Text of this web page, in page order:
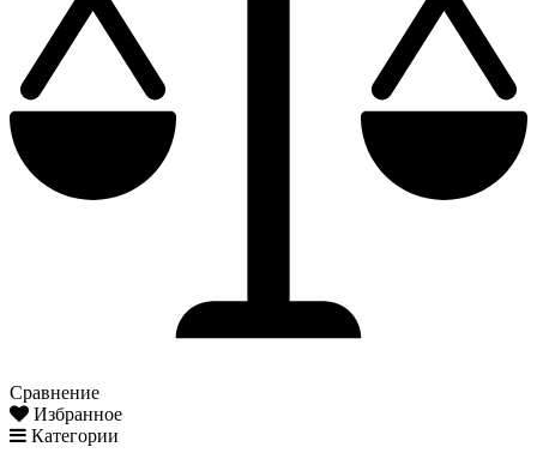
Сравнение
Избранное
Категории